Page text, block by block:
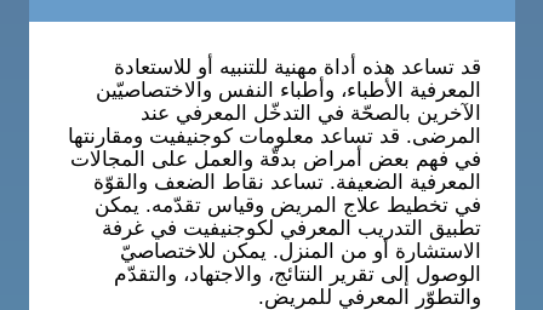
قد تساعد هذه أداة مهنية للتنبيه أو للاستعادة
المعرفية الأطباء، وأطباء النفس والاختصاصيّين
الآخرين بالصحّة في التدخّل المعرفي عند
المرضى. قد تساعد معلومات كوجنيفيت ومقارنتها
في فهم بعض أمراض بدقّة والعمل على المجالات
المعرفية الضعيفة. تساعد نقاط الضعف والقوّة
في تخطيط علاج المريض وقياس تقدّمه. يمكن
تطبيق التدريب المعرفي لكوجنيفيت في غرفة
الاستشارة أو من المنزل. يمكن للاختصاصيّ
الوصول إلى تقرير النتائج، والاجتهاد، والتقدّم
والتطوّر المعرفي للمريض.